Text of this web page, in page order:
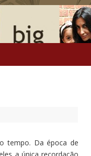
tempo. Da época de